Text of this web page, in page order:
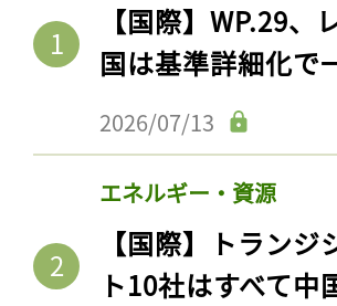
【国際】WP.29
国は基準詳細化で
2026/07/13
エネルギー・資源
【国際】トラン
ト10社はすべて中